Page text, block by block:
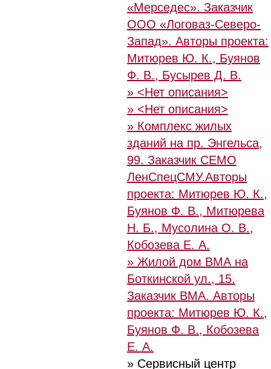
«Мерседес». Заказчик
ООО «Логоваз-Северо-
Запад». Авторы проекта:
Митюрев Ю. К., Буянов
Ф. В., Бусырев Д. В.
» <Нет описания>
» <Нет описания>
» Комплекс жилых
зданий на пр. Энгельса,
99. Заказчик СЕМО
ЛенСпецСМУ.Авторы
проекта: Митюрев Ю. К.,
Буянов Ф. В., Митюрева
Н. Б., Мусолина О. В.,
Кобозева Е. А.
» Жилой дом ВМА на
Боткинской ул., 15.
Заказчик ВМА. Авторы
проекта: Митюрев Ю. К.,
Буянов Ф. В., Кобозева
Е. А.
» Сервисный центр